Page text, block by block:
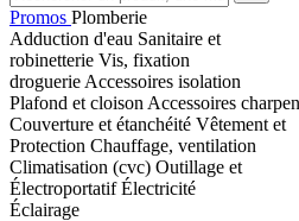
Promos Plomberie
Adduction d'eau Sanitaire et
robinetterie Vis, fixation
droguerie Accessoires isolation
Plafond et cloison Accessoires
Couverture et étanchéité Vêtement et
Protection Chauffage, ventilation
Climatisation (cvc) Outillage et
ÉlectroportatifÉlectricité
Éclairage